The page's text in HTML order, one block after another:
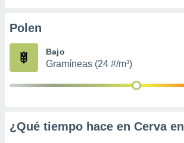
e
mediante
de
Polen
Bajo
Gramíneas (24 #/m³)
¿Qué tiempo hace en Cerva en